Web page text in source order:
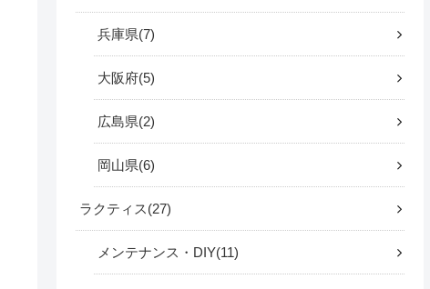
兵庫県 7
大阪府 5
広島県 2
岡山県 6
ラクティス 27
メンテナンス・DIY 11